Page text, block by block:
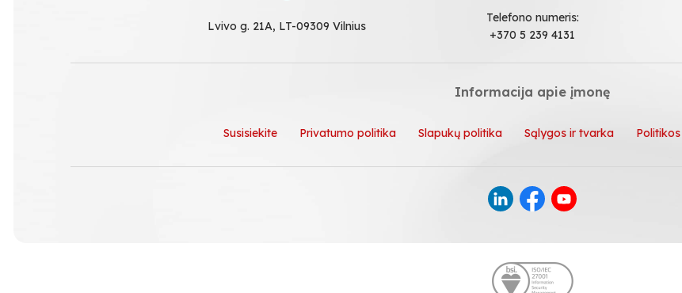
Lvivo g. 21A, LT-09309 Vilnius
Telefono numeris:
+370 5 239 4131
Informacija apie įmonę
Susisiekite Privatumo politika Slapukų politika Sąlygos ir tvarka Politikos